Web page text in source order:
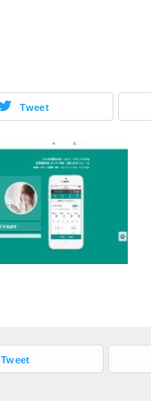
Tweet
Tweet